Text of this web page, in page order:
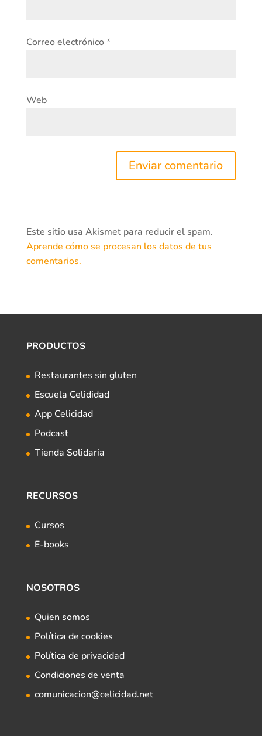
Correo electrónico*
Web
Este sitio usa Akismet para reducir el spam.
Aprende cómo se procesan los datos de tus
comentarios.
PRODUCTOS
Restaurantes sin gluten
Escuela Celididad
App Celicidad
Podcast
Tienda Solidaria
RECURSOS
Cursos
E-books
NOSOTROS
Quien somos
Política de cookies
Política de privacidad
Condiciones de venta
comunicacion@celicidad.net